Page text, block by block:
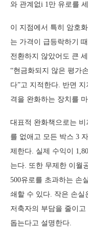
와 관계없i 1만 유로를
이 지점에서 특히 암호
는 가격이 급등락하기
전환하지 않았어도 큰
“현금화되지 않은 평가
다”고 지적한다. 반면
격을 완화하는 장치를
대표적 완화책으로는
를 없애고 모든 박스 3
제한다. 실제 수익이
는다. 또한 무제한 이월
500유로를 초과하는 손
쇄할 수 있다. 작은 손실
저축자의 부담을 줄이
돕는다고 설명한다.